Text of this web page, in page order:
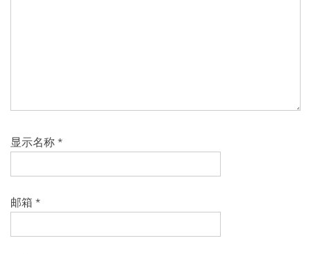
显示名称 *
邮箱 *